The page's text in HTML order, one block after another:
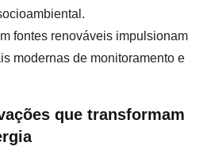
fontes renováveis impulsionam
modernas de monitoramento e
que transformam